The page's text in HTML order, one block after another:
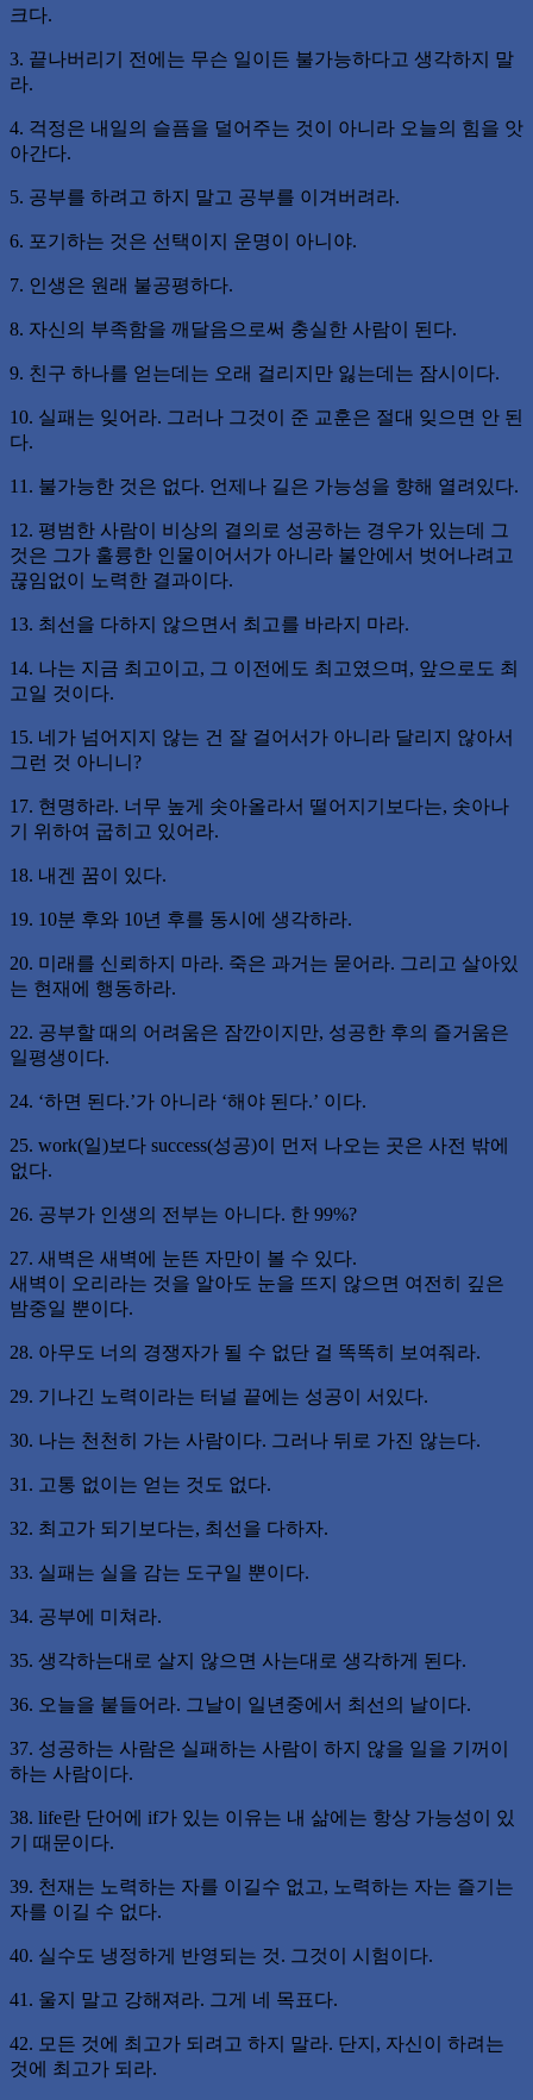
크다.
3. 끝나버리기 전에는 무슨 일이든 불가능하다고 생각하지 말
라.
4. 걱정은 내일의 슬픔을 덜어주는 것이 아니라 오늘의 힘을 앗
아간다.
5. 공부를 하려고 하지 말고 공부를 이겨버려라.
6. 포기하는 것은 선택이지 운명이 아니야.
7. 인생은 원래 불공평하다.
8. 자신의 부족함을 깨달음으로써 충실한 사람이 된다.
9. 친구 하나를 얻는데는 오래 걸리지만 잃는데는 잠시이다.
10. 실패는 잊어라. 그러나 그것이 준 교훈은 절대 잊으면 안 된
다.
11. 불가능한 것은 없다. 언제나 길은 가능성을 향해 열려있다.
12. 평범한 사람이 비상의 결의로 성공하는 경우가 있는데 그
것은 그가 훌륭한 인물이어서가 아니라 불안에서 벗어나려고
끊임없이 노력한 결과이다.
13. 최선을 다하지 않으면서 최고를 바라지 마라.
14. 나는 지금 최고이고, 그 이전에도 최고였으며, 앞으로도 최
고일 것이다.
15. 네가 넘어지지 않는 건 잘 걸어서가 아니라 달리지 않아서
그런 것 아니니?
17. 현명하라. 너무 높게 솟아올라서 떨어지기보다는, 솟아나
기 위하여 굽히고 있어라.
18. 내겐 꿈이 있다.
19. 10분 후와 10년 후를 동시에 생각하라.
20. 미래를 신뢰하지 마라. 죽은 과거는 묻어라. 그리고 살아있
는 현재에 행동하라.
22. 공부할 때의 어려움은 잠깐이지만, 성공한 후의 즐거움은
일평생이다.
24. ‘하면 된다.’가 아니라 ‘해야 된다.’ 이다.
25. work(일)보다 success(성공)이 먼저 나오는 곳은 사전 밖에
없다.
26. 공부가 인생의 전부는 아니다. 한 99%?
27. 새벽은 새벽에 눈뜬 자만이 볼 수 있다.
새벽이 오리라는 것을 알아도 눈을 뜨지 않으면 여전히 깊은
밤중일 뿐이다.
28. 아무도 너의 경쟁자가 될 수 없단 걸 똑똑히 보여줘라.
29. 기나긴 노력이라는 터널 끝에는 성공이 서있다.
30. 나는 천천히 가는 사람이다. 그러나 뒤로 가진 않는다.
31. 고통 없이는 얻는 것도 없다.
32. 최고가 되기보다는, 최선을 다하자.
33. 실패는 실을 감는 도구일 뿐이다.
34. 공부에 미쳐라.
35. 생각하는대로 살지 않으면 사는대로 생각하게 된다.
36. 오늘을 붙들어라. 그날이 일년중에서 최선의 날이다.
37. 성공하는 사람은 실패하는 사람이 하지 않을 일을 기꺼이
하는 사람이다.
38. life란 단어에 if가 있는 이유는 내 삶에는 항상 가능성이 있
기 때문이다.
39. 천재는 노력하는 자를 이길수 없고, 노력하는 자는 즐기는
자를 이길 수 없다.
40. 실수도 냉정하게 반영되는 것. 그것이 시험이다.
41. 울지 말고 강해져라. 그게 네 목표다.
42. 모든 것에 최고가 되려고 하지 말라. 단지, 자신이 하려는
것에 최고가 되라.